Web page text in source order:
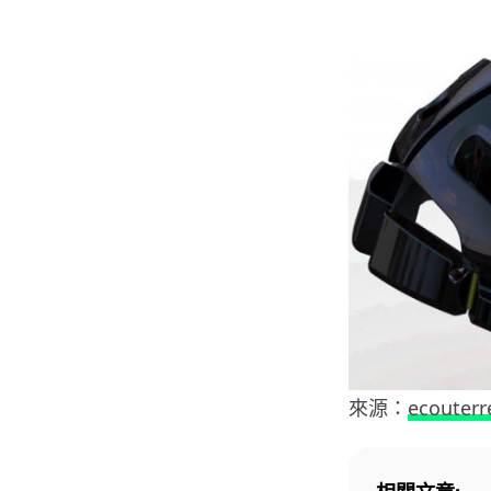
來源：